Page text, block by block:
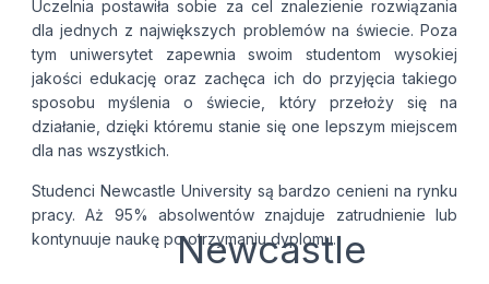
Uczelnia postawiła sobie za cel znalezienie rozwiązania
dla jednych z największych problemów na świecie. Poza
tym uniwersytet zapewnia swoim studentom wysokiej
jakości edukację oraz zachęca ich do przyjęcia takiego
sposobu myślenia o świecie, który przełoży się na
działanie, dzięki któremu stanie się one lepszym miejscem
dla nas wszystkich.
Studenci Newcastle University są bardzo cenieni na rynku
pracy. Aż 95% absolwentów znajduje zatrudnienie lub
kontynuuje naukę po otrzymaniu dyplomu.
Newcastle